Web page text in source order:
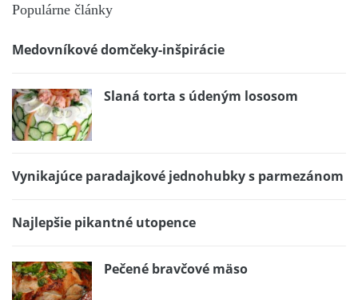
Populárne články
Medovníkové domčeky-inšpirácie
Slaná torta s údeným lososom
Vynikajúce paradajkové jednohubky s parmezánom
Najlepšie pikantné utopence
Pečené bravčové mäso